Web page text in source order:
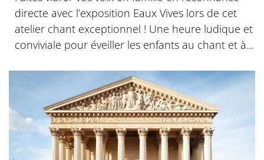
directe avec l’exposition Eaux Vives lors de cet
atelier chant exceptionnel ! Une heure ludique et
conviviale pour éveiller les enfants au chant et à...